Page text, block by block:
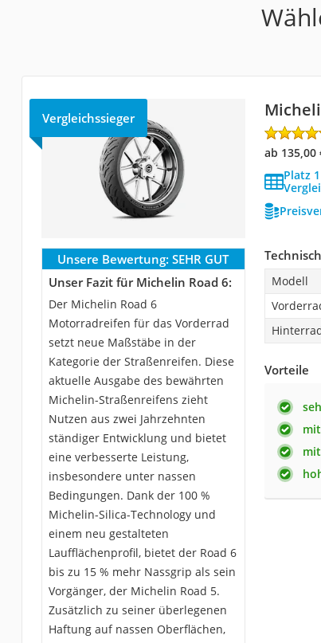
Vergleichssieger
ab 135,00
Platz
Unsere Bewertung: SEHR GUT
Unser Fazit für Michelin Road 6:
Der Michelin Road 6
Motorradreifen für das Vorderrad
setzt neue Maßstäbe in der
Kategorie der Straßenreifen. Diese
aktuelle Ausgabe des bewährten
Michelin-Straßenreifens zieht
Nutzen aus zwei Jahrzehnten
ständiger Entwicklung und bietet
eine verbesserte Leistung,
insbesondere unter nassen
Bedingungen. Dank der 100 %
Michelin-Silica-Technology und
einem neu gestalteten
Laufflächenprofil, bietet der Road 6
bis zu 15 % mehr Nassgrip als sein
Vorgänger, der Michelin Road 5.
Zusätzlich zu seiner überlegenen
Haftung auf nassen Oberflächen,
Modell
Vorteile